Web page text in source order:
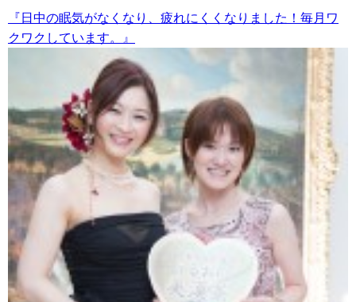
『日中の眠気がなくなり、疲れにくくなりました！毎月ワ
クワクしています。』